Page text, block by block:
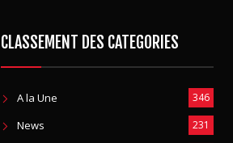
CLASSEMENT DES CATEGORIES
A la Une 346